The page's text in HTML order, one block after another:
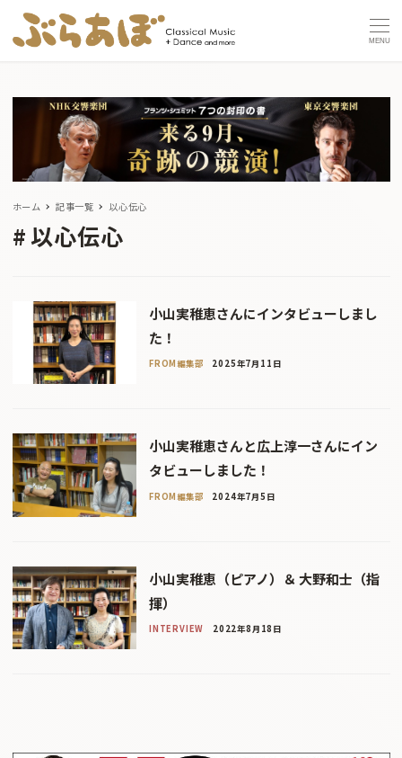
MENU
ホーム 記事一覧 以心伝心
以心伝心
小山実稚恵さんにインタビューしまし
た！
FROM編集部 2025年7月11日
小山実稚恵さんと広上淳一さんにイン
タビューしました！
FROM編集部 2024年7月5日
小山実稚恵（ピアノ）＆ 大野和士（指
揮）
INTERVIEW 2022年8月18日